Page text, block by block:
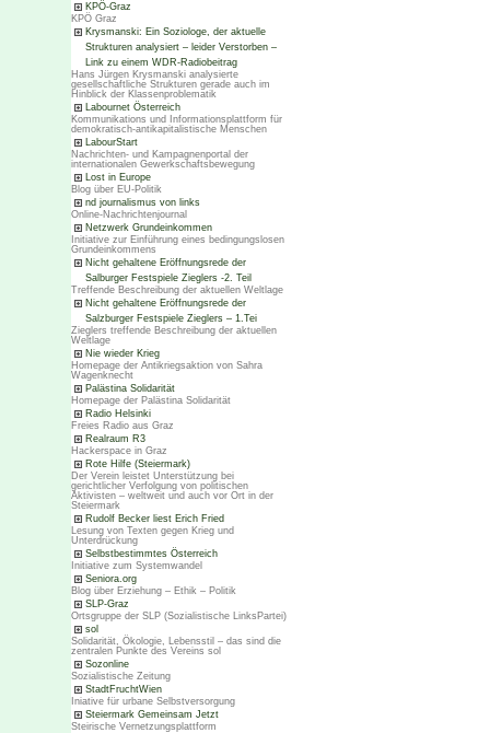
KPÖ-Graz
KPÖ Graz
Krysmanski: Ein Soziologe, der aktuelle
Strukturen analysiert – leider Verstorben –
Link zu einem WDR-Radiobeitrag
Hans Jürgen Krysmanski analysierte
gesellschaftliche Strukturen gerade auch im
Hinblick der Klassenproblematik
Labournet Österreich
Kommunikations und Informationsplattform für
demokratisch-antikapitalistische Menschen
LabourStart
Nachrichten- und Kampagnenportal der
internationalen Gewerkschaftsbewegung
Lost in Europe
Blog über EU-Politik
nd journalismus von links
Online-Nachrichtenjournal
Netzwerk Grundeinkommen
Initiative zur Einführung eines bedingungslosen
Grundeinkommens
Nicht gehaltene Eröffnungsrede der
Salburger Festspiele Zieglers -2. Teil
Treffende Beschreibung der aktuellen Weltlage
Nicht gehaltene Eröffnungsrede der
Salzburger Festspiele Zieglers – 1.Tei
Zieglers treffende Beschreibung der aktuellen
Weltlage
Nie wieder Krieg
Homepage der Antikriegsaktion von Sahra
Wagenknecht
Palästina Solidarität
Homepage der Palästina Solidarität
Radio Helsinki
Freies Radio aus Graz
Realraum R3
Hackerspace in Graz
Rote Hilfe (Steiermark)
Der Verein leistet Unterstützung bei
gerichtlicher Verfolgung von politischen
Aktivisten – weltweit und auch vor Ort in der
Steiermark
Rudolf Becker liest Erich Fried
Lesung von Texten gegen Krieg und
Unterdrückung
Selbstbestimmtes Österreich
Initiative zum Systemwandel
Seniora.org
Blog über Erziehung – Ethik – Politik
SLP-Graz
Ortsgruppe der SLP (Sozialistische LinksPartei)
sol
Solidarität, Ökologie, Lebensstil – das sind die
zentralen Punkte des Vereins sol
Sozonline
Sozialistische Zeitung
StadtFruchtWien
Iniative für urbane Selbstversorgung
Steiermark Gemeinsam Jetzt
Steirische Vernetzungsplattform